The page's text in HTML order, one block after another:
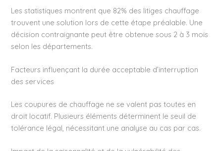
Les statistiques montrent que 82% des litiges chauffage
trouvent une solution lors de cette étape préalable. Une
décision contraignante peut être obtenue sous 2 à 3 mois
selon les départements.
Facteurs influençant la durée acceptable d’interruption
des services
Les coupures de chauffage ne se valent pas toutes en
droit locatif. Plusieurs éléments déterminent le seuil de
tolérance légal, nécessitant une analyse au cas par cas.